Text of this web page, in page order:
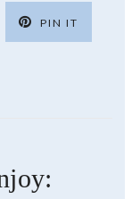
PIN IT